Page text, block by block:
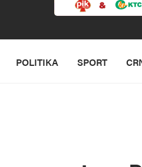
POLITIKA SPORT